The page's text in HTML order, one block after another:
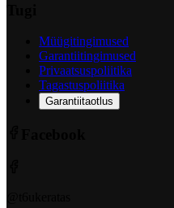
Müügitingimused
Garantiitingimused
Privaatsuspoliitika
Tagastuspoliitika
Garantiitaotlus